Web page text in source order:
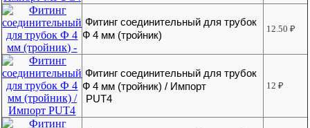
Фитинг соединительный для трубок
Ф 4 мм (тройник)
12.50₽
Фитинг соединительный для трубок
Ф 4 мм (тройник) / Импорт
PUT4
12₽